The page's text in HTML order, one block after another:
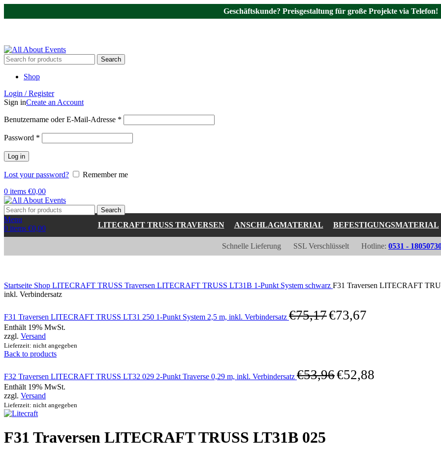
Geschäftskunde? Preisgestaltung für große Projekte via Telefon!
Search
Shop
Login / Register
Sign inCreate an Account
Benutzername oder E-Mail-Adresse *
Password *
Log in
Lost your password?
Remember me
0 items €0,00
Search
Menu
0 items €0,00 LITECRAFT TRUSS TRAVERSEN ANSCHLAGMATERIAL BEFESTIGUNGSMATERIAL
Schnelle Lieferung SSL Verschlüsselt Hotline: 0531 -
Startseite Shop LITECRAFT TRUSS Traversen LITECRAFT TRUSS LT31B 1-Punkt System schwarz F31 Traversen LITECRAFT
inkl. Verbindersatz
F31 Traversen LITECRAFT TRUSS LT31 250 1-Punkt System 2,5 m, inkl. Verbindersatz €75,17€73,67
Enthält 19% MwSt.
zzgl. Versand
Lieferzeit: nicht angegeben
Back to products
F32 Traversen LITECRAFT TRUSS LT32 029 2-Punkt Traverse 0,29 m, inkl. Verbindersatz €53,96€52,88
Enthält 19% MwSt.
zzgl. Versand
Lieferzeit: nicht angegeben
F31 Traversen LITECRAFT TRUSS LT31B 025